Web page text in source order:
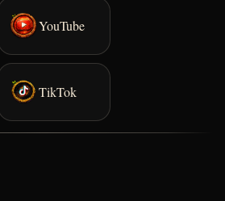
YouTube
TikTok